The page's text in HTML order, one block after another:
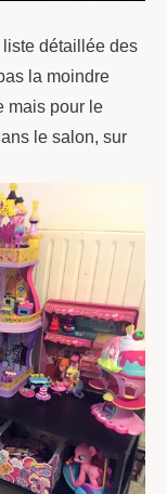
liste détaillée des
la moindre
mais pour le
le salon, sur